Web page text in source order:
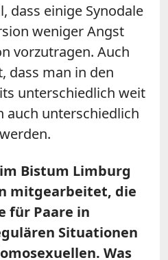
dass einige Synodale
weniger Angst
vorzutragen. Auch
dass man in den
unterschiedlich weit
auch unterschiedlich
Bistum Limburg
mitgearbeitet, die
für Paare in
Situationen
Was